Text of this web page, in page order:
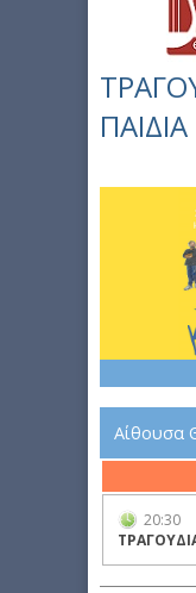
ΠΑΙΔΙΑ
Αίθουσα
20:30